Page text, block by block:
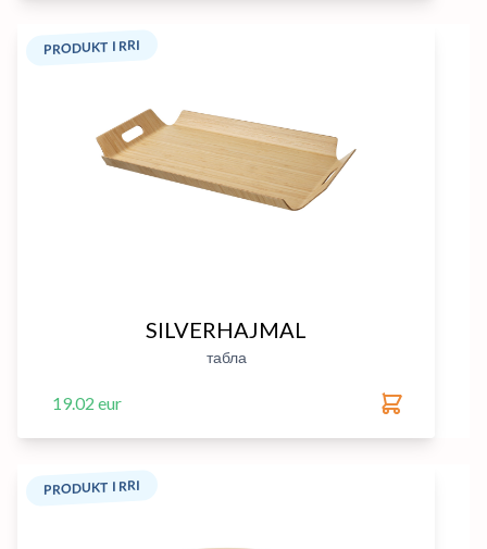
PRODUKT I RRI
SILVERHAJMAL
табла
19.02 eur
PRODUKT I RRI